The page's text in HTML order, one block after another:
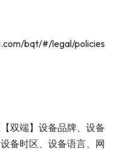
bqt/#/legal/policies
双端】设备品牌、设备
备时区、设备语言、网